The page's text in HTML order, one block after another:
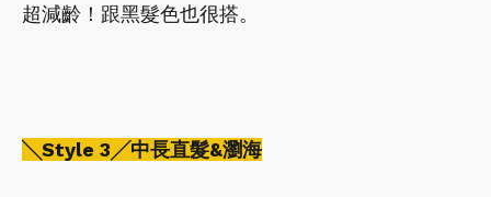
超減齡！跟黑髮色也很搭。
╲Style 3╱中長直髮&瀏海